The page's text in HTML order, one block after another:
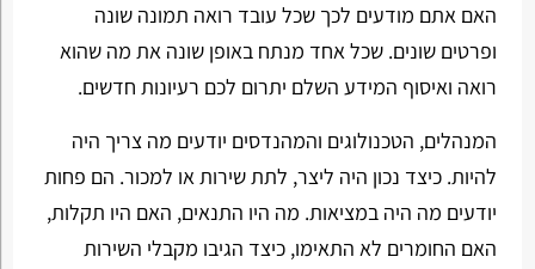
האם אתם מודעים לכך שכל עובד רואה תמונה שונה
ופרטים שונים. שכל אחד מנתח באופן שונה את מה שהוא
רואה ואיסוף המידע השלם יתרום לכם רעיונות חדשים.
המנהלים, הטכנולוגים והמהנדסים יודעים מה צריך היה
להיות. כיצד נכון היה ליצר, לתת שירות או למכור. הם פחות
יודעים מה היה במציאות. מה היו התנאים, האם היו תקלות,
האם החומרים לא התאימו, כיצד הגיבו מקבלי השירות